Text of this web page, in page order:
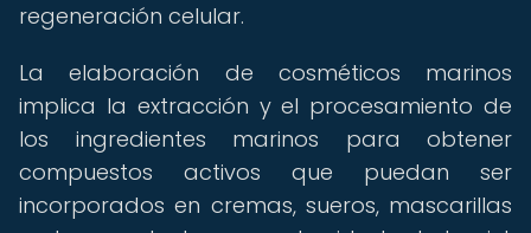
regeneración celular.
La elaboración de cosméticos marinos
implica la extracción y el procesamiento de
los ingredientes marinos para obtener
compuestos activos que puedan ser
incorporados en cremas, sueros, mascarillas